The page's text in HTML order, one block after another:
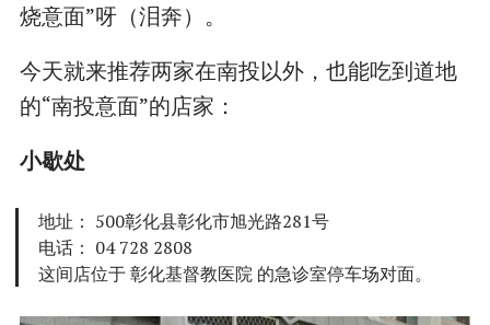
烧意面”呀（泪奔）。
今天就来推荐两家在南投以外，也能吃到道地
的“南投意面”的店家：
小歇处
地址： 500彰化县彰化市旭光路281号
电话： 04 728 2808
这间店位于 彰化基督教医院 的急诊室停车场对面。